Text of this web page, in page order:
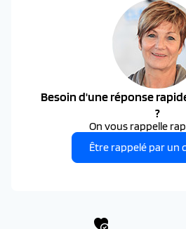
Besoin d'une réponse
?
On vous rappelle
Être rappelé par un